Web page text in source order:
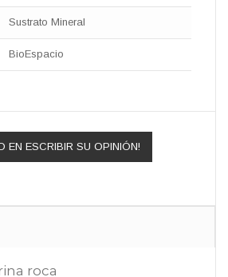
Sustrato Mineral
BioEspacio
EN ESCRIBIR SU OPINIÓN!
roca